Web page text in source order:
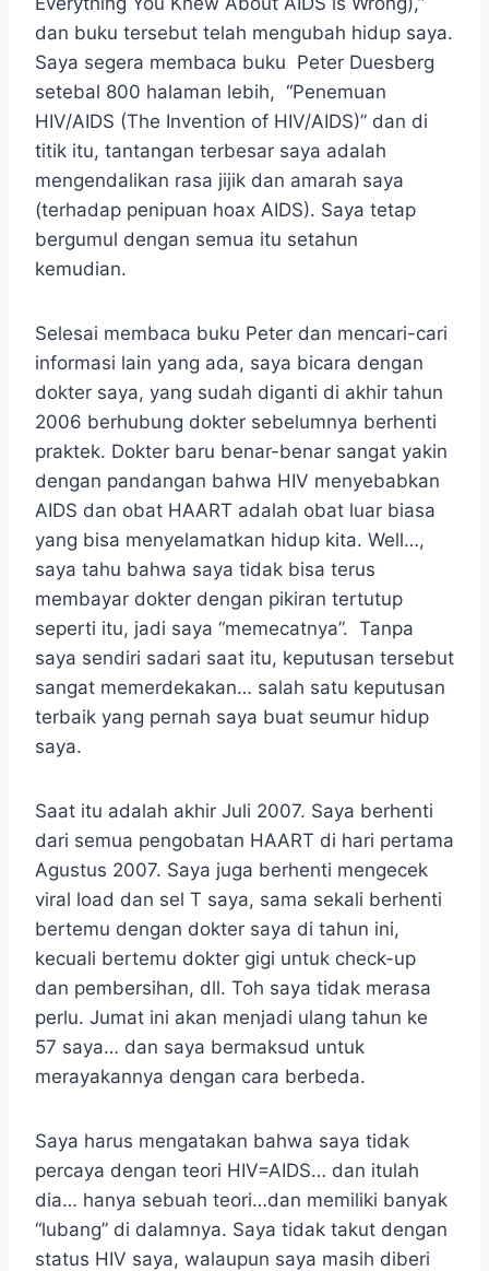
dan buku tersebut telah mengubah hidup saya.
Saya segera membaca buku Peter Duesberg
setebal 800 halaman lebih, “Penemuan
HIV/AIDS (The Invention of HIV/AIDS)” dan di
titik itu, tantangan terbesar saya adalah
mengendalikan rasa jijik dan amarah saya
(terhadap penipuan hoax AIDS). Saya tetap
bergumul dengan semua itu setahun
kemudian.
Selesai membaca buku Peter dan mencari-cari
informasi lain yang ada, saya bicara dengan
dokter saya, yang sudah diganti di akhir tahun
2006 berhubung dokter sebelumnya berhenti
praktek. Dokter baru benar-benar sangat yakin
dengan pandangan bahwa HIV menyebabkan
AIDS dan obat HAART adalah obat luar biasa
yang bisa menyelamatkan hidup kita. Well…,
saya tahu bahwa saya tidak bisa terus
membayar dokter dengan pikiran tertutup
seperti itu, jadi saya “memecatnya”. Tanpa
saya sendiri sadari saat itu, keputusan tersebut
sangat memerdekakan… salah satu keputusan
terbaik yang pernah saya buat seumur hidup
saya.
Saat itu adalah akhir Juli 2007. Saya berhenti
dari semua pengobatan HAART di hari pertama
Agustus 2007. Saya juga berhenti mengecek
viral load dan sel T saya, sama sekali berhenti
bertemu dengan dokter saya di tahun ini,
kecuali bertemu dokter gigi untuk check-up
dan pembersihan, dll. Toh saya tidak merasa
perlu. Jumat ini akan menjadi ulang tahun ke
57 saya… dan saya bermaksud untuk
merayakannya dengan cara berbeda.
Saya harus mengatakan bahwa saya tidak
percaya dengan teori HIV=AIDS… dan itulah
dia… hanya sebuah teori…dan memiliki banyak
“lubang” di dalamnya. Saya tidak takut dengan
status HIV saya, walaupun saya masih diberi